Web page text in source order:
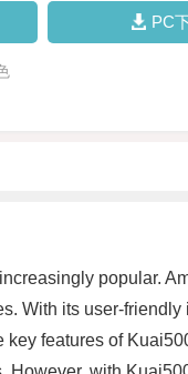
PC
popular.
With its user-
features of